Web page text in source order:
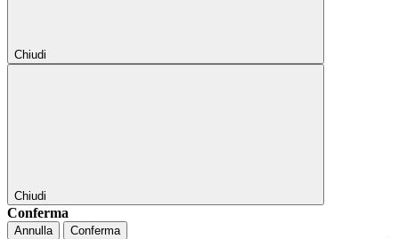
Chiudi
Chiudi
Conferma
Annulla Conferma